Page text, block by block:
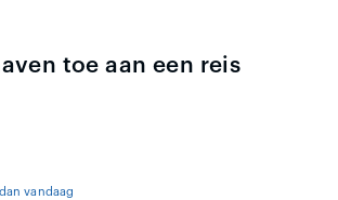
toe aan een reis
vandaag